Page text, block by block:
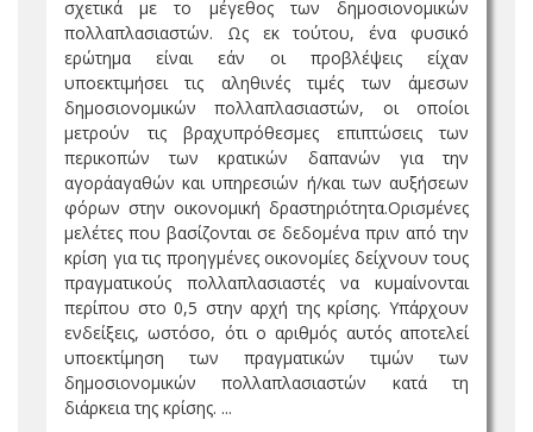
σχετικά με το μέγεθος των δημοσιονομικών
πολλαπλασιαστών. Ως εκ τούτου, ένα φυσικό
ερώτημα είναι εάν οι προβλέψεις είχαν
υποεκτιμήσει τις αληθινές τιμές των άμεσων
δημοσιονομικών πολλαπλασιαστών, οι οποίοι
μετρούν τις βραχυπρόθεσμες επιπτώσεις των
περικοπών των κρατικών δαπανών για την
αγοράαγαθών και υπηρεσιών ή/και των αυξήσεων
φόρων στην οικονομική δραστηριότητα.Ορισμένες
μελέτες που βασίζονται σε δεδομένα πριν από την
κρίση για τις προηγμένες οικονομίες δείχνουν τους
πραγματικούς πολλαπλασιαστές να κυμαίνονται
περίπου στο 0,5 στην αρχή της κρίσης. Υπάρχουν
ενδείξεις, ωστόσο, ότι ο αριθμός αυτός αποτελεί
υποεκτίμηση των πραγματικών τιμών των
δημοσιονομικών πολλαπλασιαστών κατά τη
διάρκεια της κρίσης. ...